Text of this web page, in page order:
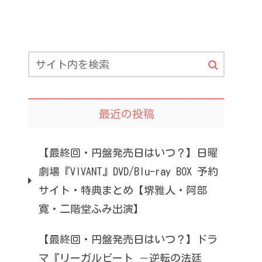
最近の投稿
【最終回・円盤発売日はいつ？】日曜
劇場『VIVANT』DVD/Blu-ray BOX 予約
サイト・特典まとめ【堺雅人・阿部
寛・二階堂ふみ出演】
【最終回・円盤発売日はいつ？】ドラ
マ『リーガルビート －逆転の法廷